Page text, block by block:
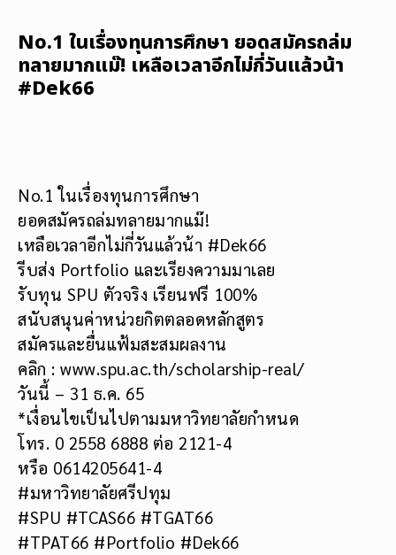
No.1 ในเรื่องทุนการศึกษา ยอดสมัครถล่ม
ทลายมากแม๊! เหลือเวลาอีกไม่กี่วันแล้วน้า
#Dek66
No.1 ในเรื่องทุนการศึกษา
ยอดสมัครถล่มทลายมากแม๊!
เหลือเวลาอีกไม่กี่วันแล้วน้า #Dek66
รีบส่ง Portfolio และเรียงความมาเลย
รับทุน SPU ตัวจริง เรียนฟรี 100%
สนับสนุนค่าหน่วยกิตตลอดหลักสูตร
สมัครและยื่นแฟ้มสะสมผลงาน
คลิก : www.spu.ac.th/scholarship-real/
วันนี้ – 31 ธ.ค. 65
*เงื่อนไขเป็นไปตามมหาวิทยาลัยกำหนด
โทร. 0 2558 6888 ต่อ 2121-4
หรือ 0614205641-4
#มหาวิทยาลัยศรีปทุม
#SPU #TCAS66 #TGAT66
#TPAT66 #Portfolio #Dek66